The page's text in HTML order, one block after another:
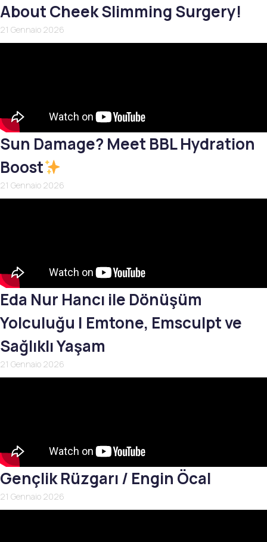
About Cheek Slimming Surgery!
21 Gennaio 2026
Sun Damage? Meet BBL Hydration
Boost
21 Gennaio 2026
Eda Nur Hancı ile Dönüşüm
Yolculuğu | Emtone, Emsculpt ve
Sağlıklı Yaşam
21 Gennaio 2026
Gençlik Rüzgarı / Engin Öcal
21 Gennaio 2026